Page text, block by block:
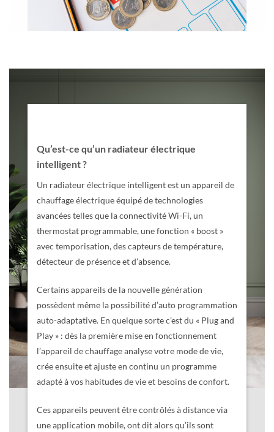
Qu’est-ce qu’un radiateur électrique
intelligent ?
Un radiateur électrique intelligent est un appareil de
chauffage électrique équipé de technologies
avancées telles que la connectivité Wi-Fi, un
thermostat programmable, une fonction « boost »
avec temporisation, des capteurs de température,
détecteur de présence et d’absence.
Certains appareils de la nouvelle génération
possèdent même la possibilité d’auto programmation
auto-adaptative. En quelque sorte c’est du « Plug and
Play » : dès la première mise en fonctionnement
l’appareil de chauffage analyse votre mode de vie,
crée ensuite et ajuste en continu un programme
adapté à vos habitudes de vie et besoins de confort.
Ces appareils peuvent être contrôlés à distance via
une application mobile, ont dit alors qu’ils sont